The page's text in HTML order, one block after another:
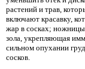
растений и трав,
включают красавку,
жар в сосках;
зола, укрепляющая
сильном опухании
сосков.